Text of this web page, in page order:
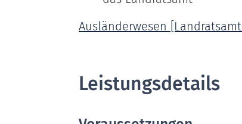
Ausländerwesen
Leistungsdetails